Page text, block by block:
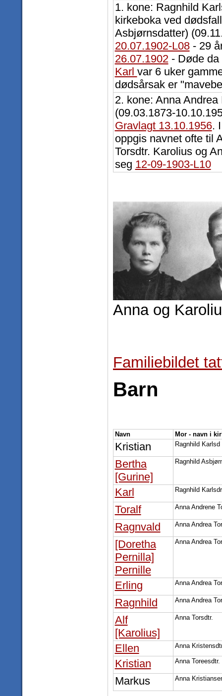
1. kone: Ragnhild
kirkeboka ved
Asbjørnsdatter)
20.07.1902-L08- 29
26.07.1902 - Døde
Karl var 6 uker
dødsårsak er
2. kone: Anna Andrea
(09.03.1873-
Gravlagt 13.10.1956.
oppgis navnet ofte til
Torsdtr. Karolius og
seg 12-09-1903-L10
Anna og
Familiebildet
Barn
Navn Mor - navn i
Kristian Ragnhild Karlsd
Bertha
[Gurine]
Ragnhild
Karl Ragnhild Karlsdr
Toralf Anna Andrene
Ragnvald Anna Andrea
[Doretha
Pernilla]
Pernille
Anna Andrea
Erling Anna Andrea
Ragnhild Anna Andrea
Alf
[Karolius]
Anna Torsdtr.
Ellen Anna
Kristian Anna Toreesdtr.
Markus Anna